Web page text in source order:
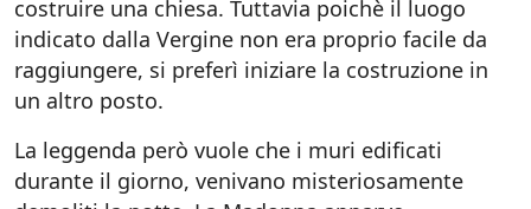
costruire una chiesa. Tuttavia poichè il luogo
indicato dalla Vergine non era proprio facile da
raggiungere, si preferì iniziare la costruzione in
un altro posto.
La leggenda però vuole che i muri edificati
durante il giorno, venivano misteriosamente